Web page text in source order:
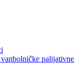
palijativne